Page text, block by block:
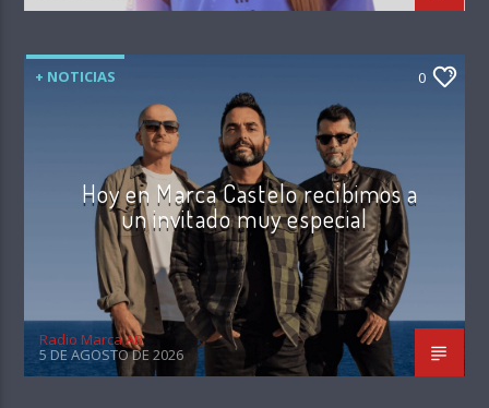
+ NOTICIAS 0
Hoy en Marca Castelo recibimos a
un invitado muy especial
Radio Marca AB
5 DE AGOSTO DE 2026